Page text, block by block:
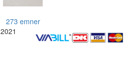
273 emner